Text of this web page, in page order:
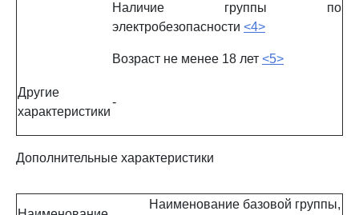
Наличие группы по
электробезопасности <4>
Возраст не менее 18 лет <5>
Другие
характеристики
-
Дополнительные характеристики
Наименование базовой группы,